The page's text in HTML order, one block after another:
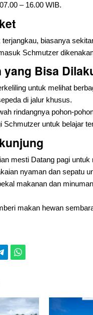
07.00 – 16.00 WIB.
biasanya
Schmutzer
yang Bisa
untuk melihat
di jalur khusus.
rindangnya pohon-
Schmutzer untuk belajar
mesti Datang pagi
nyaman dan sepatu
makanan dan
makan hewan